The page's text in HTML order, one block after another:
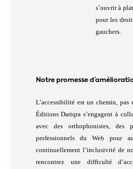
s’ouvrir à
pour les
gauchers.
Notre promesse
L’accessibilité est un chemin, pas
Éditions Dariqra s’engagent à
avec des orthophonistes, des
professionnels du Web pour
continuellement l’inclusivité de
rencontrez une difficulté